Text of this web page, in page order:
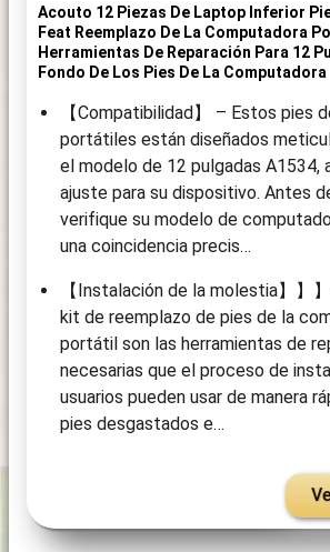
Acouto 12 Piezas De Laptop Inferior
Feat Reemplazo De La Computadora
Herramientas De Reparación Para 12
Fondo De Los Pies De La Computadora
【Compatibilidad】 – Estos pies
portátiles están diseñados
el modelo de 12 pulgadas A1534,
ajuste para su dispositivo. Antes
verifique su modelo de
una coincidencia precis…
【Instalación de la molestia】】
kit de reemplazo de pies de la
portátil son las herramientas de
necesarias que el proceso de
usuarios pueden usar de manera
pies desgastados e…